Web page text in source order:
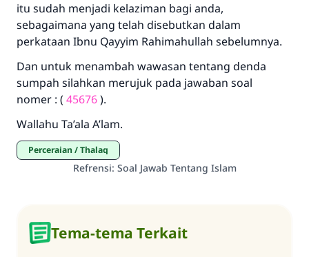
itu sudah menjadi kelaziman bagi anda,
sebagaimana yang telah disebutkan dalam
perkataan Ibnu Qayyim Rahimahullah sebelumnya.
Dan untuk menambah wawasan tentang denda
sumpah silahkan merujuk pada jawaban soal
nomer : ( 45676).
Wallahu Ta’ala A’lam.
Perceraian / Thalaq
Refrensi: Soal Jawab Tentang Islam
Tema-tema Terkait